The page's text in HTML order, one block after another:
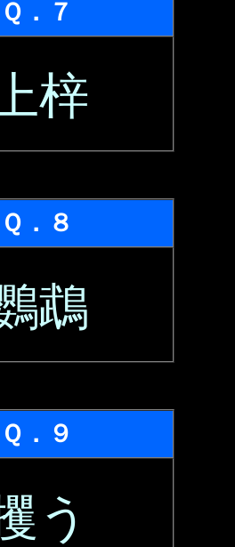
Ｑ．７
上梓
Ｑ．８
鵡
Ｑ．９
う